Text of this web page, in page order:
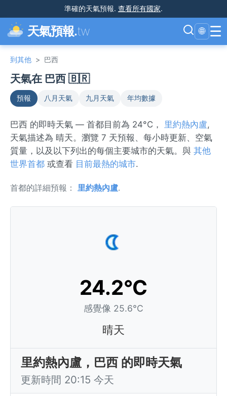
準確的天氣預報. 查看所有國家.
天氣預報.tw 🌐 ☰
到其他 > 巴西
天氣在 巴西 🇧🇷
預報 八月天氣 九月天氣 年均數據
巴西 的即時天氣 — 首都目前為 24°C， 里約熱內盧,
天氣描述為 晴天。瀏覽 7 天預報、每小時更新、空氣
質量，以及以下列出的每個主要城市的天氣。與 其他
世界首都 或查看 目前最熱的城市.
首都的詳細預報： 里約熱內盧.
24.2°C
感覺像 25.6°C
晴天
里約熱內盧，巴西 的即時天氣
更新時間 20:15 今天